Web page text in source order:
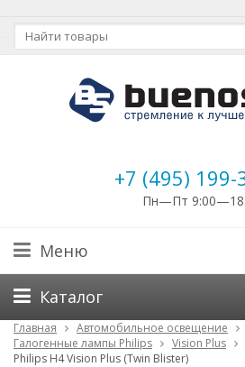
+7 (495) 199-
Пн—Пт
Меню
Каталог
Главная Автомобильное освещение
Галогенные лампы Philips
Vision Plus
Philips H4 Vision Plus (Twin Blister)